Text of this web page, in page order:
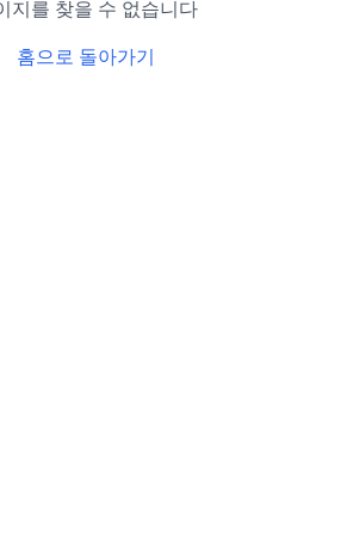
지를 찾을 수 없습니다
홈으로 돌아가기